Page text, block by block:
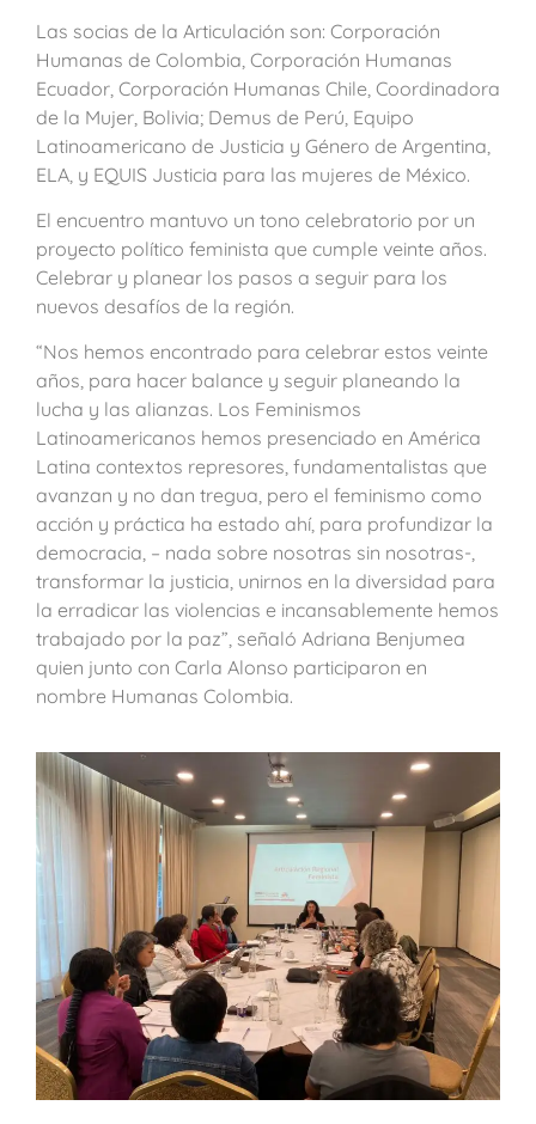
Las socias de la Articulación son: Corporación
Humanas de Colombia, Corporación Humanas
Ecuador, Corporación Humanas Chile, Coordinadora
de la Mujer, Bolivia; Demus de Perú, Equipo
Latinoamericano de Justicia y Género de Argentina,
ELA, y EQUIS Justicia para las mujeres de México.
El encuentro mantuvo un tono celebratorio por un
proyecto político feminista que cumple veinte años.
Celebrar y planear los pasos a seguir para los
nuevos desafíos de la región.
“Nos hemos encontrado para celebrar estos veinte
años, para hacer balance y seguir planeando la
lucha y las alianzas. Los Feminismos
Latinoamericanos hemos presenciado en América
Latina contextos represores, fundamentalistas que
avanzan y no dan tregua, pero el feminismo como
acción y práctica ha estado ahí, para profundizar la
democracia, – nada sobre nosotras sin nosotras-,
transformar la justicia, unirnos en la diversidad para
la erradicar las violencias e incansablemente hemos
trabajado por la paz”, señaló Adriana Benjumea
quien junto con Carla Alonso participaron en
nombre Humanas Colombia.